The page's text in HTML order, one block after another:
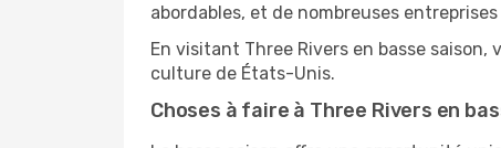
abordables, et de nombreuses
En visitant Three Rivers en basse
culture de États-Unis.
Choses à faire à Three Rivers en